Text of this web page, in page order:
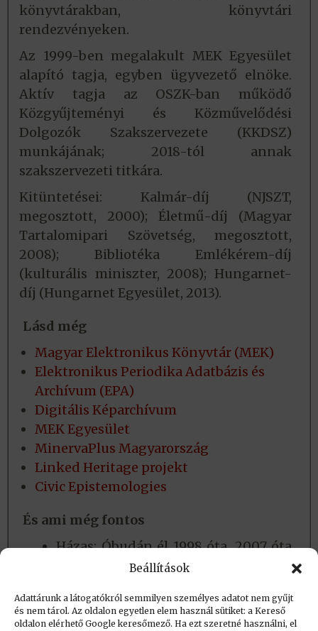
Beállítások
Adattárunk a látogatókról semmilyen személyes adatot nem gyűjt
és nem tárol. Az oldalon egyetlen elem használ sütiket: a Kereső
oldalon elérhető Google keresőmező. Ha ezt szeretné használni, el
könyvtárakban, könyvtári
rendezvényeken.
Az 1999-ben megalakult MEK Egyesület
alapító tagja, egyben ügyvezető elnöke.
Aktív tagja az OSZK-ban működő
Közgyűjteményi és Közművelődési
Dolgozók Szakszervezete (KKDSZ)
munkájának; 2018-tól annak
szakszervezeti titkára.
Kitüntetései: Kalmár-díj (NJSZT,
megosztott, 2000); Életmű-díj (Magyar
Tartalomipari Szövetség, megosztott,
2008); Bibliotéka Emlékérem-díj
(kulturális miniszter, 2008); Hungarnet-
díj (Hungarnet Egyesület, 2013).
Lásd még
Magyar Elektronikus Könyvtár (MEK)
Elektronikus Periodika Adatbázis és
Archívum (EPA)
Digitális Képarchívum
MEK Egyesület
MinervaPlus Magyarország
Linked Heritage projekt
Civic Epistemologies
És ami még fontos
Házas; Óbudán él 1998 óta. 2007 óta
rendszeresen kerékpárral jár a